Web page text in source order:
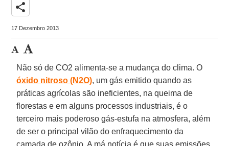
share
17 Dezembro 2013
Não só de CO2 alimenta-se a mudança do clima. O
óxido nitroso (N2O), um gás emitido quando as
práticas agrícolas são ineficientes, na queima de
florestas e em alguns processos industriais, é o
terceiro mais poderoso gás-estufa na atmosfera, além
de ser o principal vilão do enfraquecimento da
camada de ozônio. A má notícia é que suas emissões